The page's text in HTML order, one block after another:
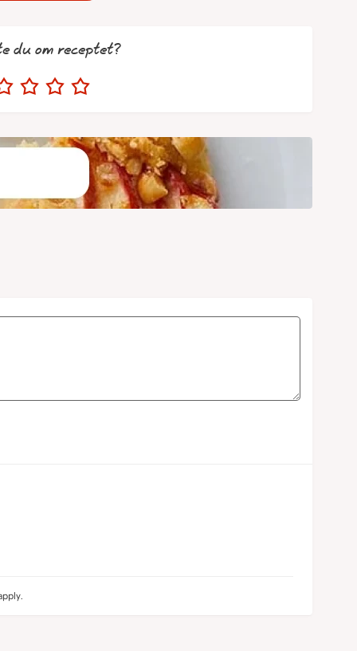
du om receptet?